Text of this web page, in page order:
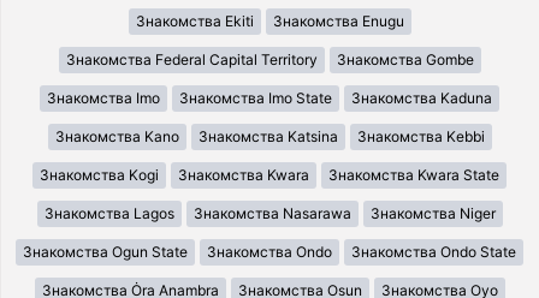
Знакомства Ekiti Знакомства Enugu
Знакомства Federal Capital Territory Знакомства Gombe
Знакомства Imo Знакомства Imo State Знакомства Kaduna
Знакомства Kano Знакомства Katsina Знакомства Kebbi
Знакомства Kogi Знакомства Kwara Знакомства Kwara State
Знакомства Lagos Знакомства Nasarawa Знакомства Niger
Знакомства Ogun State Знакомства Ondo Знакомства Ondo State
Знакомства Ȯra Anambra Знакомства Osun Знакомства Oyo